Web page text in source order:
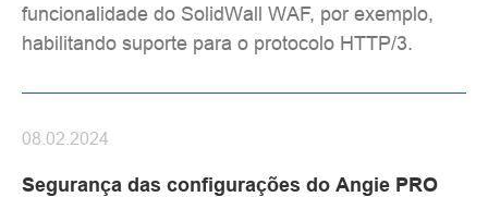
funcionalidade do SolidWall WAF, por exemplo,
habilitando suporte para o protocolo HTTP/3.
Segurança das configurações do Angie PRO
08.02.2024